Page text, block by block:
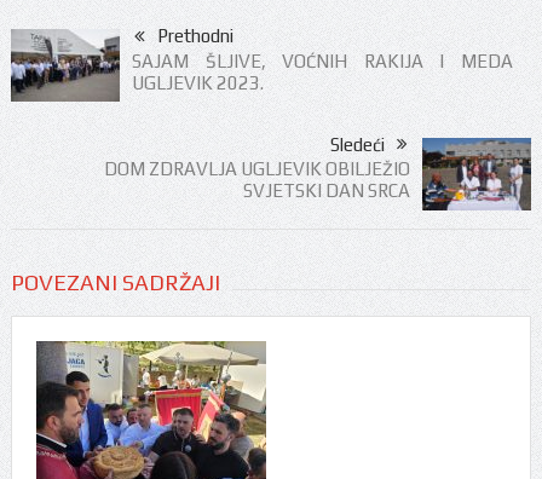
Prethodni
SAJAM ŠLJIVE, VOĆNIH RAKIJA I MEDA
UGLJEVIK 2023.
Sledeći
DOM ZDRAVLJA UGLJEVIK OBILJEŽIO
SVJETSKI DAN SRCA
POVEZANI SADRŽAJI